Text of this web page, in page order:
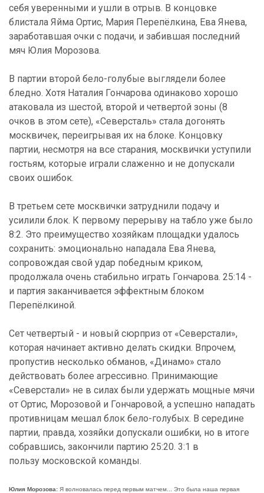
себя уверенными и ушли в отрыв. В концовке
блистала Яйма Ортис, Мария Перепёлкина, Ева Янева,
заработавшая очки с подачи, и забившая последний
мяч Юлия Морозова.
В партии второй бело-голубые выглядели более
бледно. Хотя Наталия Гончарова одинаково хорошо
атаковала из шестой, второй и четвертой зоны (8
очков в этом сете), «Северсталь» стала догонять
москвичек, переигрывая их на блоке. Концовку
партии, несмотря на все старания, москвички уступили
гостьям, которые играли слаженно и не допускали
своих ошибок.
В третьем сете москвички затруднили подачу и
усилили блок. К первому перерыву на табло уже было
8:2. Это преимущество хозяйкам площадки удалось
сохранить: эмоционально нападала Ева Янева,
сопровождая свой удар победным криком,
продолжала очень стабильно играть Гончарова. 25:14 -
и партия заканчивается эффектным блоком
Перепёлкиной.
Сет четвертый - и новый сюрприз от «Северстали»,
которая начинает активно делать скидки. Впрочем,
пропустив несколько обманов, «Динамо» стало
действовать более агрессивно. Принимающие
«Северстали» не в силах были удержать мощные мячи
от Ортис, Морозовой и Гончаровой, а успешно нападать
противницам мешал блок бело-голубых. В середине
партии, правда, хозяйки допускали ошибки, но в итоге
собравшись, закончили партию 25:20. 3:1 в
пользу московской команды.
Юлия Морозова: Я волновалась перед первым матчем... Это была наша первая